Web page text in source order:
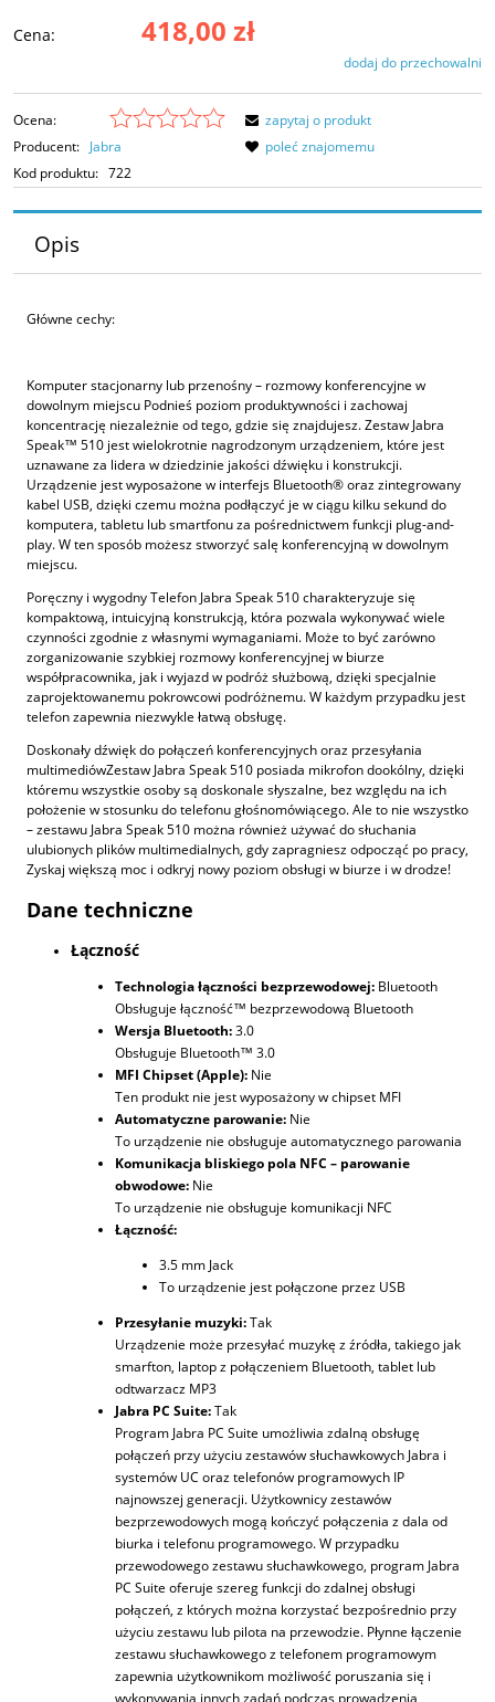
Cena: 418,00 zł
dodaj do przechowalni
Ocena:
Producent: Jabra
Kod produktu: 722
zapytaj o produkt
poleć znajomemu
Opis
Główne cechy:
Komputer stacjonarny lub przenośny – rozmowy konferencyjne w
dowolnym miejscu Podnieś poziom produktywności i zachowaj
koncentrację niezależnie od tego, gdzie się znajdujesz. Zestaw Jabra
Speak™ 510 jest wielokrotnie nagrodzonym urządzeniem, które jest
uznawane za lidera w dziedzinie jakości dźwięku i konstrukcji.
Urządzenie jest wyposażone w interfejs Bluetooth® oraz zintegrowany
kabel USB, dzięki czemu można podłączyć je w ciągu kilku sekund do
komputera, tabletu lub smartfonu za pośrednictwem funkcji plug-and-
play. W ten sposób możesz stworzyć salę konferencyjną w dowolnym
miejscu.
Poręczny i wygodnyTelefon Jabra Speak 510 charakteryzuje się
kompaktową, intuicyjną konstrukcją, która pozwala wykonywać wiele
czynności zgodnie z własnymi wymaganiami. Może to być zarówno
zorganizowanie szybkiej rozmowy konferencyjnej w biurze
współpracownika, jak i wyjazd w podróż służbową, dzięki specjalnie
zaprojektowanemu pokrowcowi podróżnemu. W każdym przypadku jest
telefon zapewnia niezwykle łatwą obsługę.
Doskonały dźwięk do połączeń konferencyjnych oraz przesyłania
multimediówZestaw Jabra Speak 510 posiada mikrofon dookólny, dzięki
któremu wszystkie osoby są doskonale słyszalne, bez względu na ich
położenie w stosunku do telefonu głośnomówiącego. Ale to nie wszystko
– zestawu Jabra Speak 510 można również używać do słuchania
ulubionych plików multimedialnych, gdy zapragniesz odpocząć po pracy,
Zyskaj większą moc i odkryj nowy poziom obsługi w biurze i w drodze!
Dane techniczne
Łączność
Technologia łączności bezprzewodowej: Bluetooth
Obsługuje łączność™ bezprzewodową Bluetooth
Wersja Bluetooth:3.0
Obsługuje Bluetooth™ 3.0
MFI Chipset (Apple): Nie
Ten produkt nie jest wyposażony w chipset MFI
Automatyczne parowanie: Nie
To urządzenie nie obsługuje automatycznego parowania
Komunikacja bliskiego pola NFC – parowanie
obwodowe: Nie
To urządzenie nie obsługuje komunikacji NFC
Łączność:
3.5 mm Jack
To urządzenie jest połączone przez USB
Przesyłanie muzyki:Tak
Urządzenie może przesyłać muzykę z źródła, takiego jak
smarfton, laptop z połączeniem Bluetooth, tablet lub
odtwarzacz MP3
Jabra PC Suite:Tak
Program Jabra PC Suite umożliwia zdalną obsługę
połączeń przy użyciu zestawów słuchawkowych Jabra i
systemów UC oraz telefonów programowych IP
najnowszej generacji. Użytkownicy zestawów
bezprzewodowych mogą kończyć połączenia z dala od
biurka i telefonu programowego. W przypadku
przewodowego zestawu słuchawkowego, program Jabra
PC Suite oferuje szereg funkcji do zdalnej obsługi
połączeń, z których można korzystać bezpośrednio przy
użyciu zestawu lub pilota na przewodzie. Płynne łączenie
zestawu słuchawkowego z telefonem programowym
zapewnia użytkownikom możliwość poruszania się i